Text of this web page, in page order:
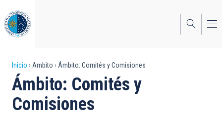
al
contenido
principal
Sobrescribir
enlaces
de
Inicio Ambito Ámbito: Comités y Comisiones
Ámbito: Comités y
Comisiones